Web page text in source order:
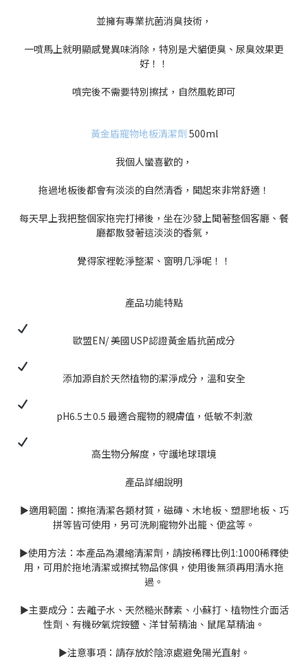
並擁有專業抗菌消臭技術，
一噴馬上就明顯感覺異味消除，特別是犬貓便臭、尿臭效果更
好！！
噴完後不需要特別擦拭，自然風乾即可
黃金盾寵物地板清潔劑 500ml
我個人蠻喜歡的，
拖過地板後都會有淡淡的自然清香，聞起來非常舒適！
每天早上我把整個家拖完打掃後，坐在沙發上聞著整個客廳、餐
廳都散發著這淡淡的香氣，
覺得家裡乾淨整潔、窗明几淨呢！！
產品功能特點
歐盟EN/ 美國USP認證黃金盾抗菌成分
添加源自於天然植物的潔淨成分，溫和安全
pH6.5±0.5 最適合寵物的親膚值，低敏不刺激
高生物分解度，守護地球環境
產品詳細說明
►適用範圍：擦拖清潔各類材質，磁磚、木地板、塑膠地板、巧
拼等皆可使用，另可洗刷寵物外出籠、便盆等。
►使用方法：本產品為濃縮清潔劑，請按稀釋比例1:1000稀釋使
用，可用於拖地清潔或擦拭物品傢俱，使用後無須再用清水拖
過。
►主要成分：去離子水、天然糙米酵素、小蘇打、植物性介面活
性劑、有機矽氧烷銨鹽、洋甘菊精油、鼠尾草精油。
►注意事項：請存放於陰涼處避免陽光直射。